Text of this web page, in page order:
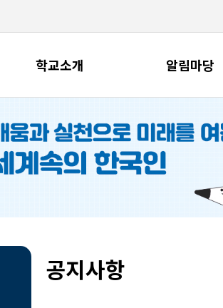
학교소개 알림마당
공지사항